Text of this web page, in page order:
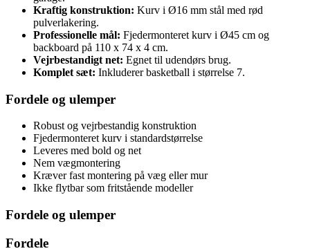
Kraftig konstruktion: Kurv i Ø16 mm stål med rød
pulverlakering.
Professionelle mål: Fjedermonteret kurv i Ø45 cm og
backboard på 110 x 74 x 4 cm.
Vejrbestandigt net: Egnet til udendørs brug.
Komplet sæt: Inkluderer basketball i størrelse 7.
Fordele og ulemper
Robust og vejrbestandig konstruktion
Fjedermonteret kurv i standardstørrelse
Leveres med bold og net
Nem vægmontering
Kræver fast montering på væg eller mur
Ikke flytbar som fritstående modeller
Fordele og ulemper
Fordele